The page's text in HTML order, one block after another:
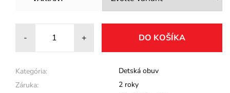
- +
Kategória:
Detská obuv
Záruka:
2 roky